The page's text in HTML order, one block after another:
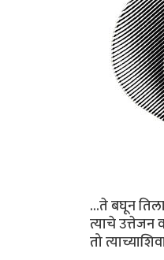
...ते बघून
त्याचे उत्तेजन
तो